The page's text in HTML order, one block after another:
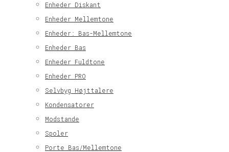
Enheder Diskant
Enheder Mellemtone
Enheder: Bas-Mellemtone
Enheder Bas
Enheder Fuldtone
Enheder PRO
Selvbyg Højttalere
Kondensatorer
Modstande
Spoler
Porte Bas/Mellemtone